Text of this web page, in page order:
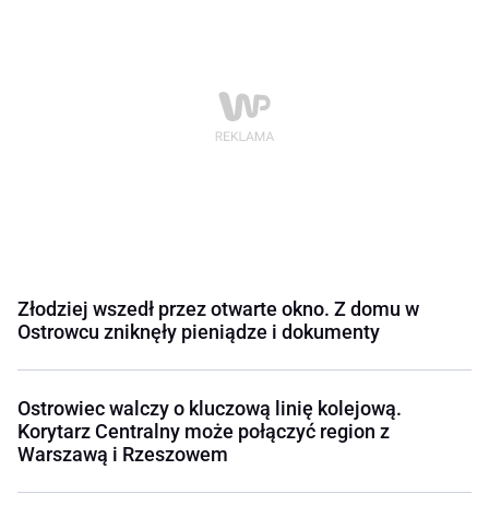
Złodziej wszedł przez otwarte okno. Z domu w
Ostrowcu zniknęły pieniądze i dokumenty
Ostrowiec walczy o kluczową linię kolejową.
Korytarz Centralny może połączyć region z
Warszawą i Rzeszowem